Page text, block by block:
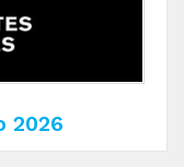
2026